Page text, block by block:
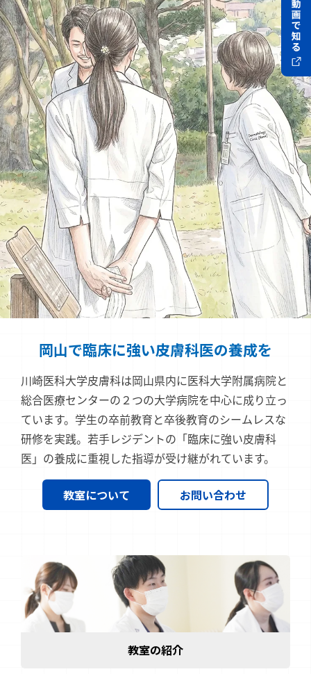
岡山で臨床に強い皮膚科医の養成を
川崎医科大学皮膚科は岡山県内に医科大学附属病院と
総合医療センターの２つの大学病院を中心に成り立っ
ています。学生の卒前教育と卒後教育のシームレスな
研修を実践。若手レジデントの「臨床に強い皮膚科
医」の養成に重視した指導が受け継がれています。
教室について お問い合わせ
教室の紹介